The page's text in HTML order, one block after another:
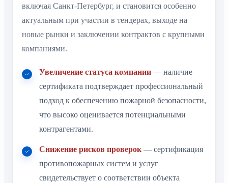
включая Санкт-Петербург, и становится особенно
актуальным при участии в тендерах, выходе на
новые рынки и заключении контрактов с крупными
компаниями.
Увеличение статуса компании — наличие
сертификата подтверждает профессиональный
подход к обеспечению пожарной безопасности,
что высоко оценивается потенциальными
контрагентами.
Снижение рисков проверок — сертификация
противопожарных систем и услуг
свидетельствует о соответствии объекта